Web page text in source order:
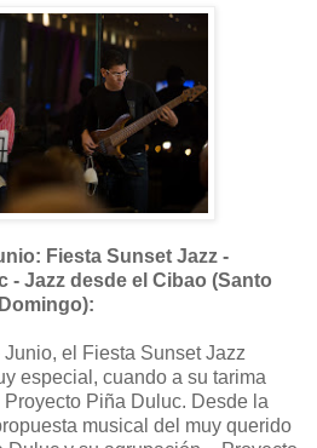
Fiesta Sunset Jazz -
- Jazz desde el Cibao (Santo
Domingo):
el Fiesta Sunset Jazz
especial, cuando a su tarima
Piña Duluc. Desde la
musical del muy querido